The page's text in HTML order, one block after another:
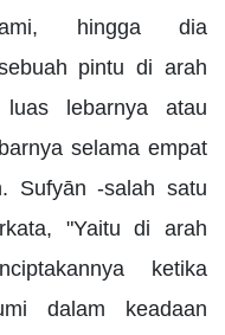
hingga dia
pintu di arah
luas lebarnya atau
selama empat
Sufyān -salah satu
"Yaitu di arah
ketika
dalam keadaan